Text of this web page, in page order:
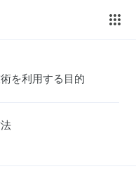
を利用する目的